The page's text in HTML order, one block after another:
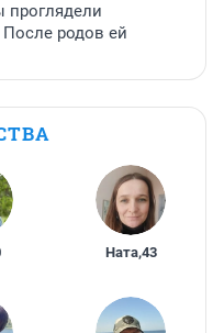
проглядели
родов ей
Ната,43